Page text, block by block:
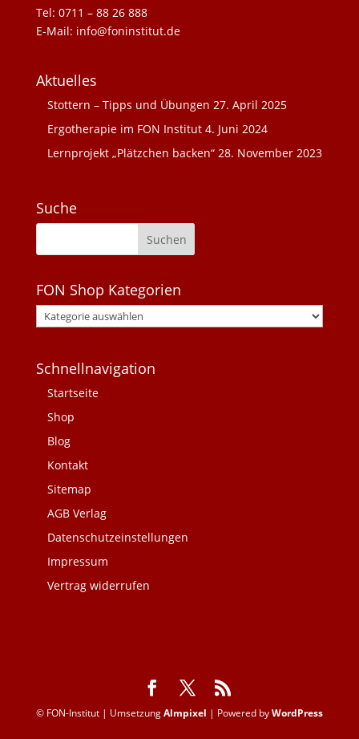
Tel: 0711 – 88 26 888
E-Mail: info@foninstitut.de
Aktuelles
Stottern – Tipps und Übungen 27. April 2025
Ergotherapie im FON Institut 4. Juni 2024
Lernprojekt „Plätzchen backen“ 28. November 2023
Suche
FON Shop Kategorien
Schnellnavigation
Startseite
Shop
Blog
Kontakt
Sitemap
AGB Verlag
Datenschutzeinstellungen
Impressum
Vertrag widerrufen
© FON-Institut | UmsetzungAlmpixel | Powered byWordPress